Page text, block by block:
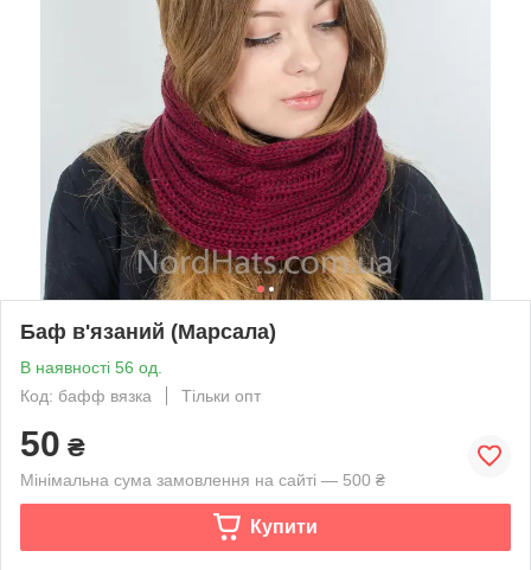
Баф в'язаний (Марсала)
В наявності 56 од.
Код: бафф вязка
Тільки опт
50 ₴
Мінімальна сума замовлення на сайті — 500 ₴
Купити